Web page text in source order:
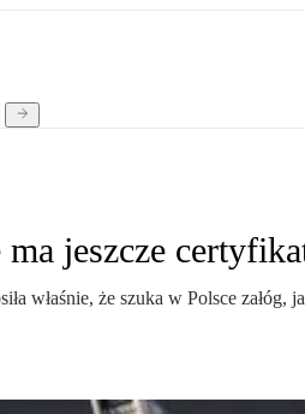
jeszcze
właśnie, że szuka w Polsce